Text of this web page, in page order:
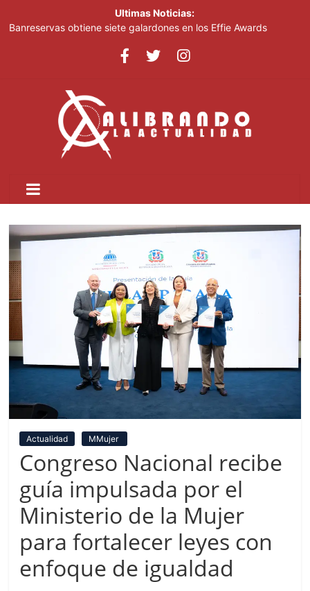
Ultimas Noticias:
Banreservas obtiene siete galardones en los Effie Awards
SNS: hospitales operan con tres turnos de cuatro horas, no con
por el sesquicentenario de Juan Pablo Duarte
Verónica Batista regresa con la tercera temporada de “Fuera de
Agente de la DIGESETT identifica a mujer reportada como
desaparecida tras encontrarla desorientada
Actualidad MMujer
Congreso Nacional recibe
guía impulsada por el
Ministerio de la Mujer
para fortalecer leyes con
enfoque de igualdad